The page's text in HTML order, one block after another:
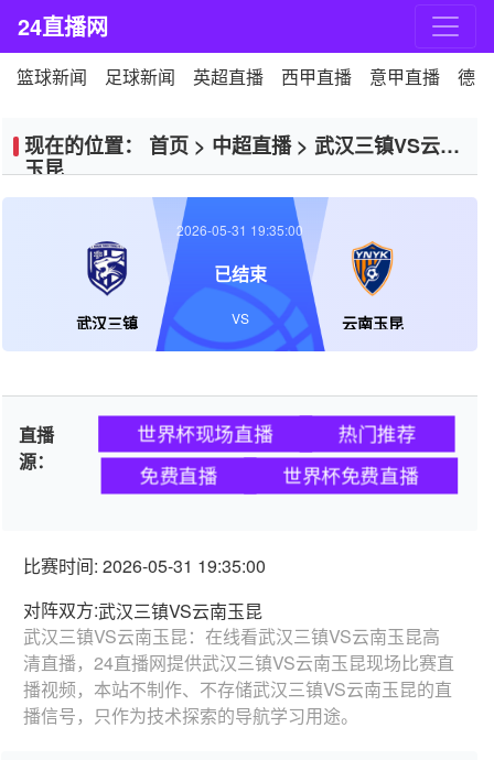
24直播网
篮球新闻 足球新闻 英超直播 西甲直播 意甲直播 德
现在的位置： 首页 > 中超直播> 武汉三镇VS云南
玉昆
武汉三镇 云南玉昆
2026-05-31 19:35:00
已结束
VS
直播
源：
世界杯现场直播
热门推荐
免费直播
世界杯免费直播
比赛时间: 2026-05-31 19:35:00
对阵双方:武汉三镇VS云南玉昆
武汉三镇VS云南玉昆：在线看武汉三镇VS云南玉昆高
清直播，24直播网提供武汉三镇VS云南玉昆现场比赛直
播视频，本站不制作、不存储武汉三镇VS云南玉昆的直
播信号，只作为技术探索的导航学习用途。